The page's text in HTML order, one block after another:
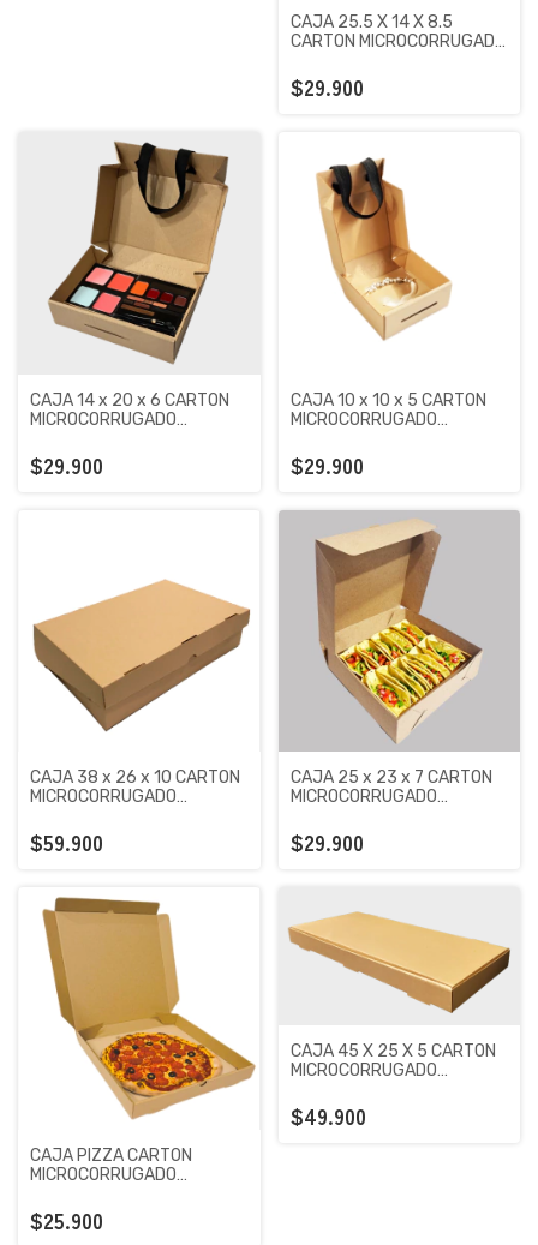
CAJA 25.5 X 14 X 8.5
CARTON MICROCORRUGADO
UNIDADES
$29.900
CAJA 14 x 20 x 6 CARTON
MICROCORRUGADO
UNIDADES
$29.900
CAJA 10 x 10 x 5 CARTON
MICROCORRUGADO
UNIDADES
$29.900
CAJA 38 x 26 x 10 CARTON
MICROCORRUGADO
UNIDADES
$59.900
CAJA 25 x 23 x 7 CARTON
MICROCORRUGADO
UNIDADES
$29.900
CAJA PIZZA CARTON
MICROCORRUGADO
UNIDADES
$25.900
CAJA 45 X 25 X 5 CARTON
MICROCORRUGADO
UNIDADES
$49.900